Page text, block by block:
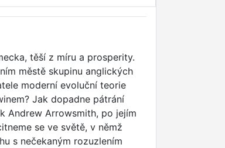
těší z míru a prosperity.
městě skupinu anglických
moderní evoluční teorie
Jak dopadne pátrání
Andrew Arrowsmith, po jejím
se ve světě, v němž
s nečekaným rozuzlením